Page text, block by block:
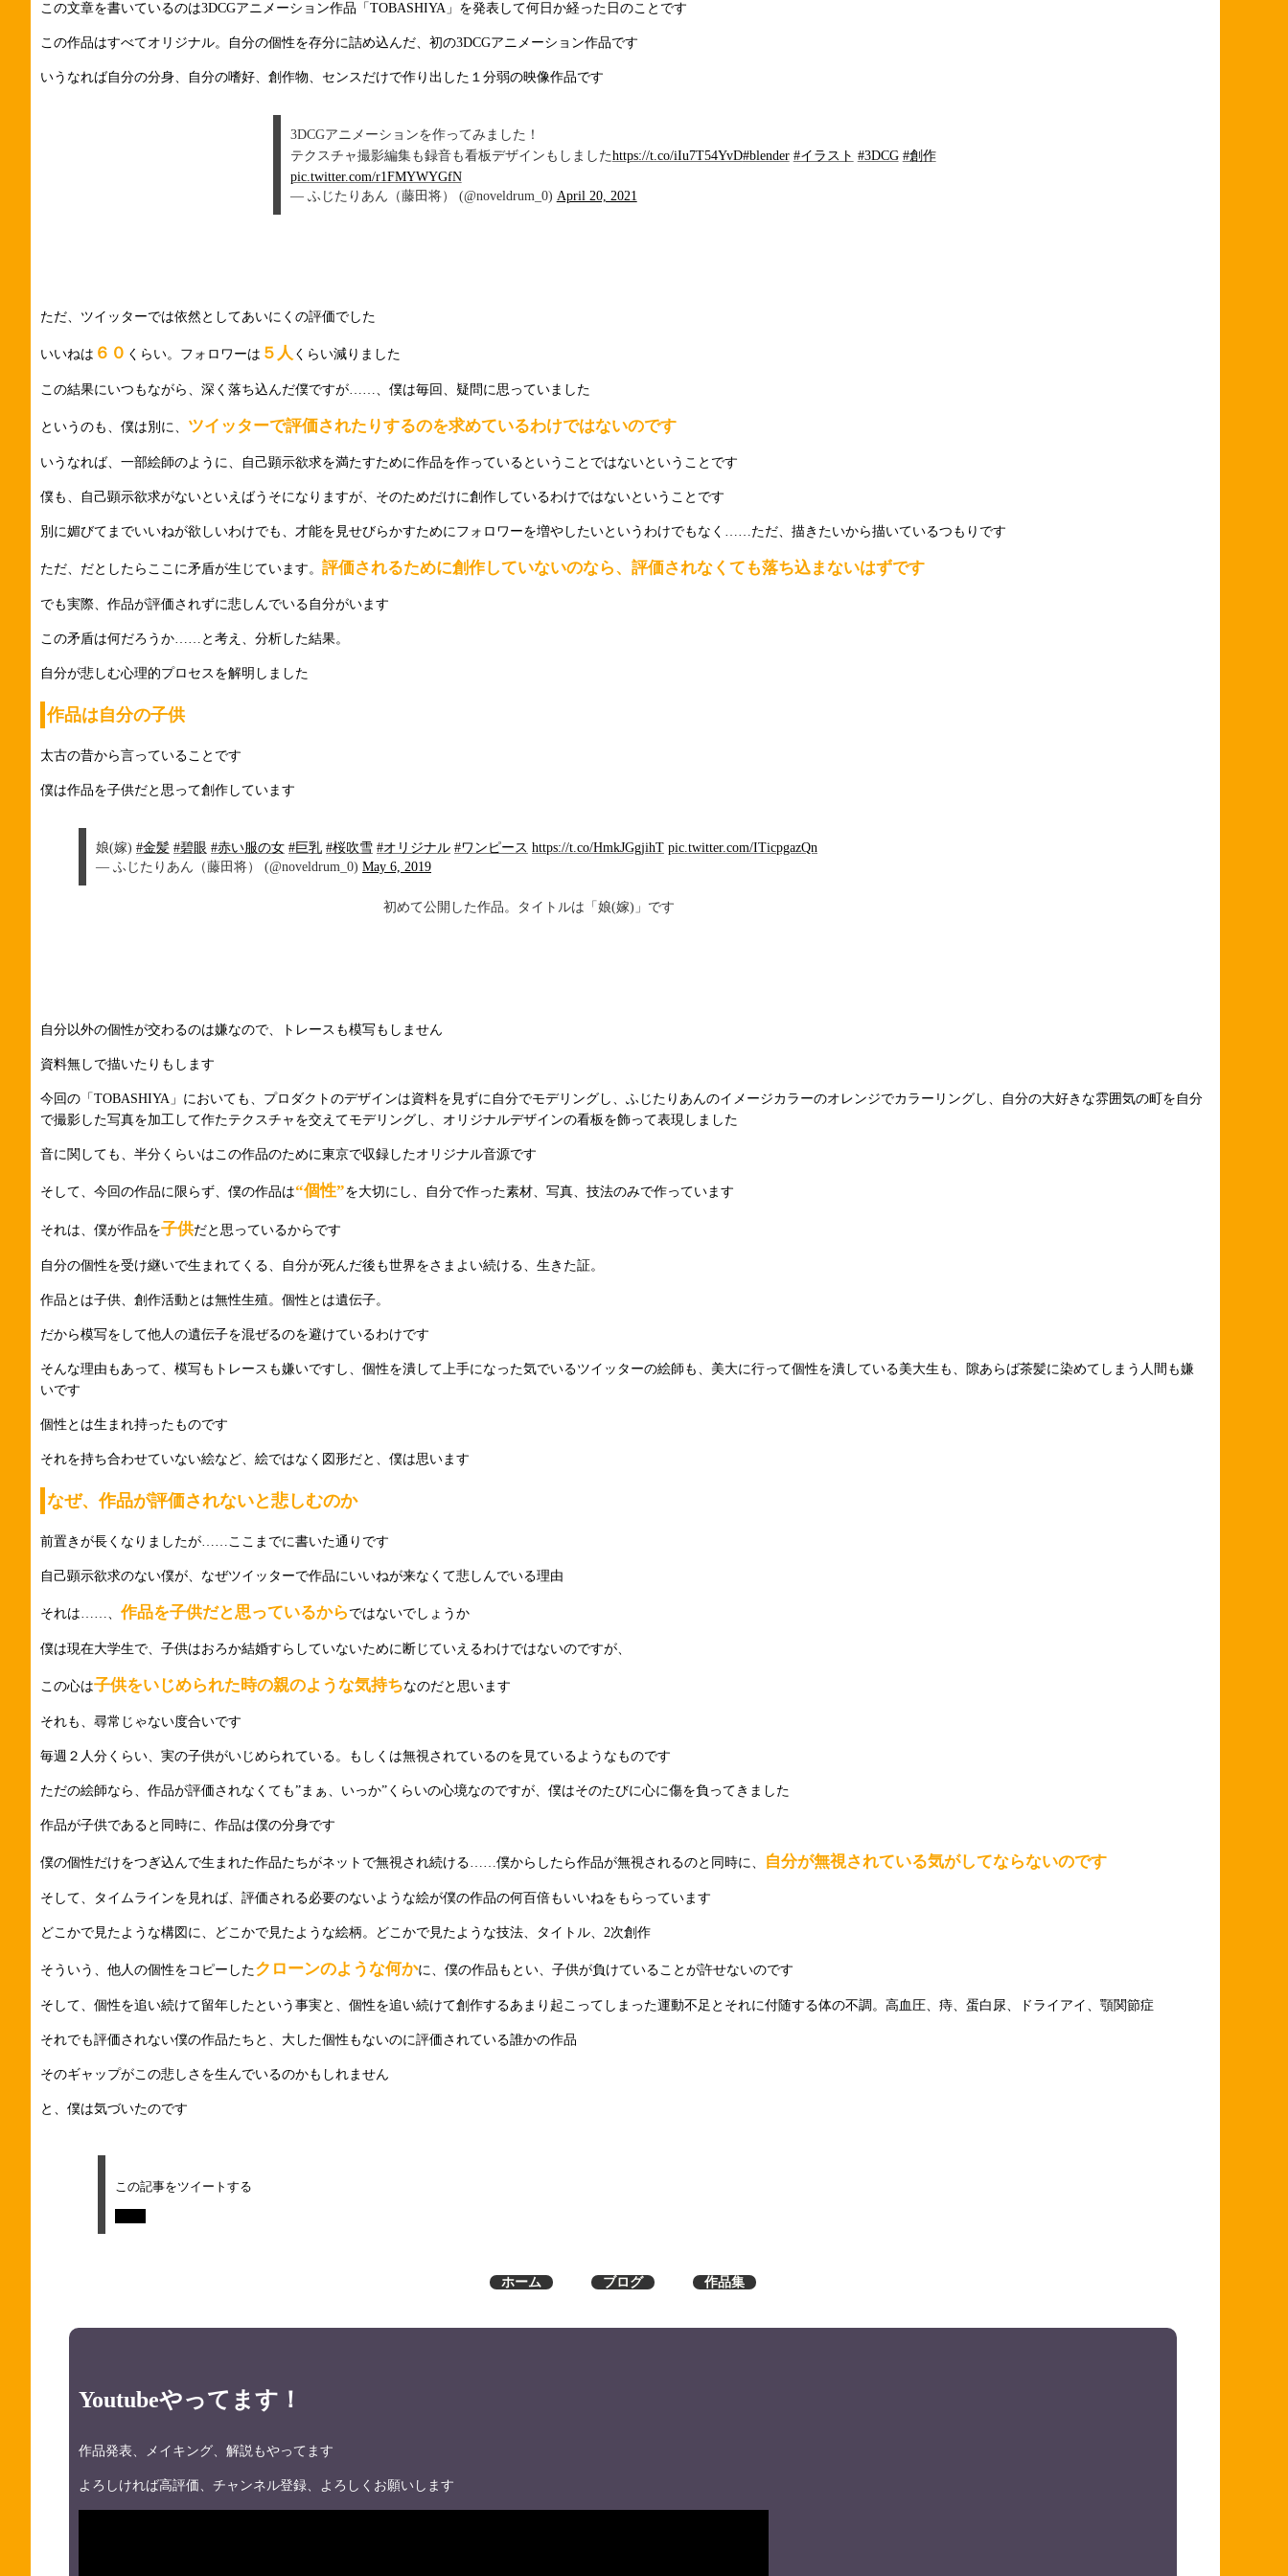
この文章を書いているのは3DCGアニメーション作品「TOBASHIYA」を発表して何日か経った日のことです
この作品はすべてオリジナル。自分の個性を存分に詰め込んだ、初の3DCGアニメーション作品です
いうなれば自分の分身、自分の嗜好、創作物、センスだけで作り出した１分弱の映像作品です
3DCGアニメーションを作ってみました！
テクスチャ撮影編集も録音も看板デザインもしましたhttps://t.co/iIu7T54YvD#blender #イラスト #3DCG #創作
pic.twitter.com/r1FMYWYGfN
— ふじたりあん（藤田将） (@noveldrum_0) April 20, 2021
ただ、ツイッターでは依然としてあいにくの評価でした
いいねは ６０ くらい。フォロワーは ５人 くらい減りました
この結果にいつもながら、深く落ち込んだ僕ですが……、僕は毎回、疑問に思っていました
というのも、僕は別に、 ツイッターで評価されたりするのを求めているわけではないのです
いうなれば、一部絵師のように、自己顕示欲求を満たすために作品を作っているということではないということです
僕も、自己顕示欲求がないといえばうそになりますが、そのためだけに創作しているわけではないということです
別に媚びてまでいいねが欲しいわけでも、才能を見せびらかすためにフォロワーを増やしたいというわけでもなく……ただ、描きたいから描いているつもりです
ただ、だとしたらここに矛盾が生じています。 評価されるために創作していないのなら、評価されなくても落ち込まないはずです
でも実際、作品が評価されずに悲しんでいる自分がいます
この矛盾は何だろうか……と考え、分析した結果。
自分が悲しむ心理的プロセスを解明しました
作品は自分の子供
太古の昔から言っていることです
僕は作品を子供だと思って創作しています
娘(嫁) #金髪 #碧眼 #赤い服の女 #巨乳 #桜吹雪 #オリジナル #ワンピース https://t.co/HmkJGgjihT pic.twitter.com/ITicpgazQn
— ふじたりあん（藤田将） (@noveldrum_0) May 6, 2019
初めて公開した作品。タイトルは「娘(嫁)」です
自分以外の個性が交わるのは嫌なので、トレースも模写もしません
資料無しで描いたりもします
今回の「TOBASHIYA」においても、プロダクトのデザインは資料を見ずに自分でモデリングし、ふじたりあんのイメージカラーのオレンジでカラーリングし、自分の大好きな雰囲気の町を自分
で撮影した写真を加工して作たテクスチャを交えてモデリングし、オリジナルデザインの看板を飾って表現しました
音に関しても、半分くらいはこの作品のために東京で収録したオリジナル音源です
そして、今回の作品に限らず、僕の作品は“個性”を大切にし、自分で作った素材、写真、技法のみで作っています
それは、僕が作品を子供だと思っているからです
自分の個性を受け継いで生まれてくる、自分が死んだ後も世界をさまよい続ける、生きた証。
作品とは子供、創作活動とは無性生殖。個性とは遺伝子。
だから模写をして他人の遺伝子を混ぜるのを避けているわけです
そんな理由もあって、模写もトレースも嫌いですし、個性を潰して上手になった気でいるツイッターの絵師も、美大に行って個性を潰している美大生も、隙あらば茶髪に染めてしまう人間も嫌
いです
個性とは生まれ持ったものです
それを持ち合わせていない絵など、絵ではなく図形だと、僕は思います
なぜ、作品が評価されないと悲しむのか
前置きが長くなりましたが……ここまでに書いた通りです
自己顕示欲求のない僕が、なぜツイッターで作品にいいねが来なくて悲しんでいる理由
それは……、 作品を子供だと思っているから ではないでしょうか
僕は現在大学生で、子供はおろか結婚すらしていないために断じていえるわけではないのですが、
この心は子供をいじめられた時の親のような気持ちなのだと思います
それも、尋常じゃない度合いです
毎週２人分くらい、実の子供がいじめられている。もしくは無視されているのを見ているようなものです
ただの絵師なら、作品が評価されなくても”まぁ、いっか”くらいの心境なのですが、僕はそのたびに心に傷を負ってきました
作品が子供であると同時に、作品は僕の分身です
僕の個性だけをつぎ込んで生まれた作品たちがネットで無視され続ける……僕からしたら作品が無視されるのと同時に、 自分が無視されている気がしてならないのです
そして、タイムラインを見れば、評価される必要のないような絵が僕の作品の何百倍もいいねをもらっています
どこかで見たような構図に、どこかで見たような絵柄。どこかで見たような技法、タイトル、2次創作
そういう、他人の個性をコピーしたクローンのような何かに、僕の作品もとい、子供が負けていることが許せないのです
そして、個性を追い続けて留年したという事実と、個性を追い続けて創作するあまり起こってしまった運動不足とそれに付随する体の不調。高血圧、痔、蛋白尿、ドライアイ、顎関節症
それでも評価されない僕の作品たちと、大した個性もないのに評価されている誰かの作品
そのギャップがこの悲しさを生んでいるのかもしれません
と、僕は気づいたのです
この記事をツイートする
ホーム ブログ 作品集
Youtubeやってます！
作品発表、メイキング、解説もやってます
よろしければ高評価、チャンネル登録、よろしくお願いします